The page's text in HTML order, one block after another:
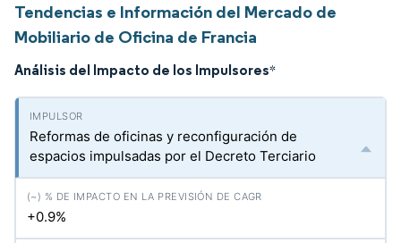
Tendencias e Información del Mercado de
Mobiliario de Oficina de Francia
Análisis del Impacto de los Impulsores*
Reformas de oficinas y reconfiguración de
espacios impulsadas por el Decreto Terciario
+0.9%